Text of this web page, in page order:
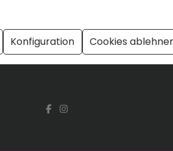
und nach Vereinbarung
Konfiguration Cookies